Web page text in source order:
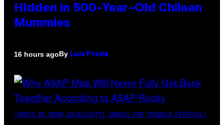
Hidden in 500-Year-Old Chilean
Mummies
16 hours agoBy Luis Prada
(PHOTO BY NOAM GALAI/GETTY IMAGES FOR TRIBECA FESTIVAL)